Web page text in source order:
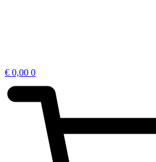
€ 0,00 0